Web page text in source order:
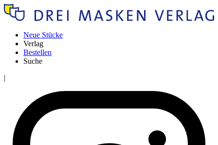
Neue Stücke
Verlag
Bestellen
Suche
|